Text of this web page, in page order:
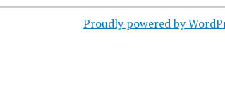
Proudly powered by